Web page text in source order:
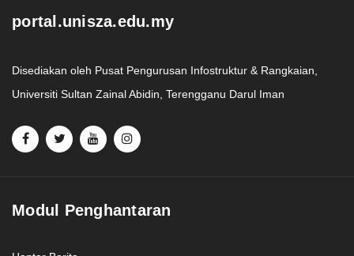
portal.unisza.edu.my
Disediakan oleh Pusat Pengurusan Infostruktur & Rangkaian,
Universiti Sultan Zainal Abidin, Terengganu Darul Iman
Modul Penghantaran